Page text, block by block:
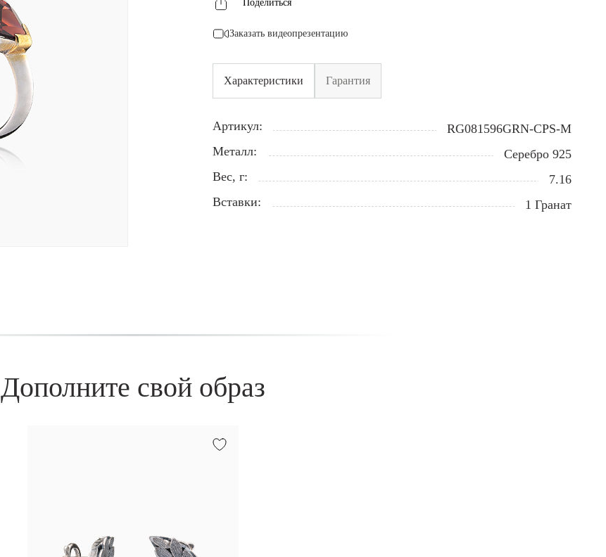
Поделиться
Заказать видеопрезентацию
Характеристики Гарантия
Артикул:
RG081596GRN-CPS-M
Металл:
Серебро 925
Вес, г:
7.16
Вставки:
1 Гранат
Дополните свой образ